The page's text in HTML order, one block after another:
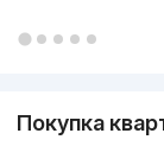
Покупка